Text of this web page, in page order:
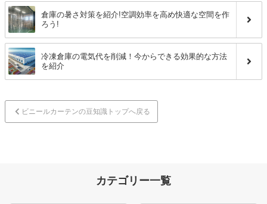
倉庫の暑さ対策を紹介!空調効率を高め快適な空間を作
ろう!
冷凍倉庫の電気代を削減！今からできる効果的な方法
を紹介
ビニールカーテンの豆知識トップへ戻る
カテゴリー一覧